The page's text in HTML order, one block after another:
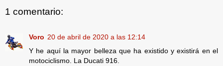
1 comentario:
Voro 20 de abril de 2020 a las 12:14
Y he aquí la mayor belleza que ha existido y existirá en el
motociclismo. La Ducati 916.